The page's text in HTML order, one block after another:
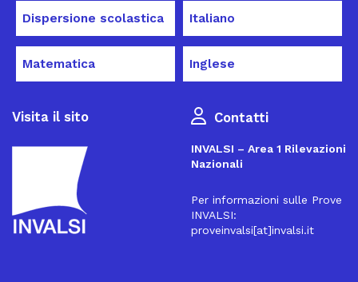
Dispersione scolastica Italiano
Matematica Inglese
Visita il sito Contatti
INVALSI – Area 1 Rilevazioni
Nazionali
Per informazioni sulle Prove
INVALSI:
proveinvalsi[at]invalsi.it